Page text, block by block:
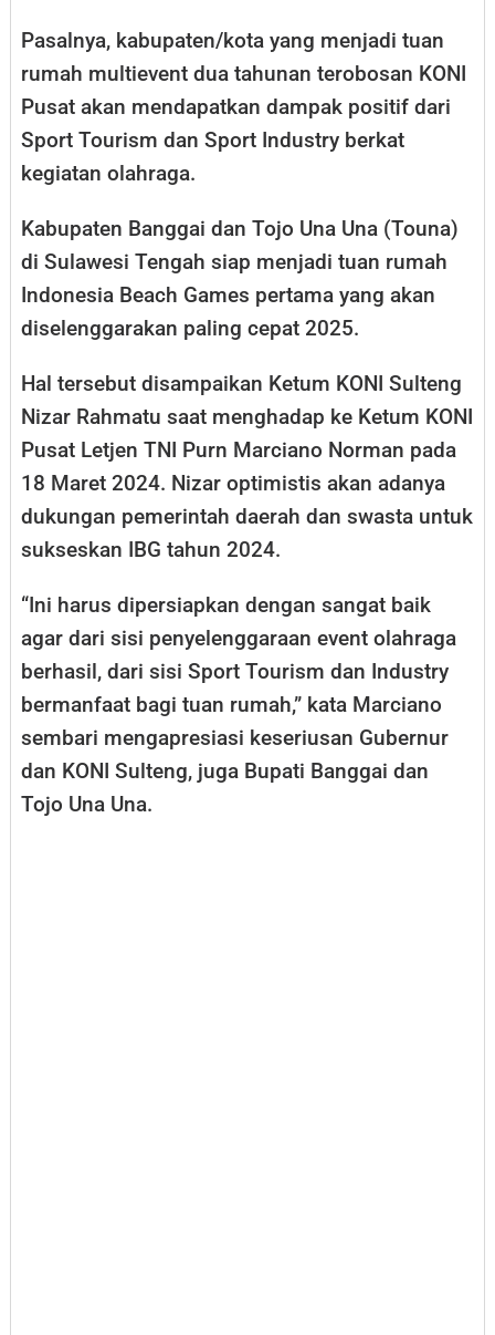
Pasalnya, kabupaten/kota yang menjadi tuan
rumah multievent dua tahunan terobosan KONI
Pusat akan mendapatkan dampak positif dari
Sport Tourism dan Sport Industry berkat
kegiatan olahraga.
Kabupaten Banggai dan Tojo Una Una (Touna)
di Sulawesi Tengah siap menjadi tuan rumah
Indonesia Beach Games pertama yang akan
diselenggarakan paling cepat 2025.
Hal tersebut disampaikan Ketum KONI Sulteng
Nizar Rahmatu saat menghadap ke Ketum KONI
Pusat Letjen TNI Purn Marciano Norman pada
18 Maret 2024. Nizar optimistis akan adanya
dukungan pemerintah daerah dan swasta untuk
sukseskan IBG tahun 2024.
“Ini harus dipersiapkan dengan sangat baik
agar dari sisi penyelenggaraan event olahraga
berhasil, dari sisi Sport Tourism dan Industry
bermanfaat bagi tuan rumah,” kata Marciano
sembari mengapresiasi keseriusan Gubernur
dan KONI Sulteng, juga Bupati Banggai dan
Tojo Una Una.